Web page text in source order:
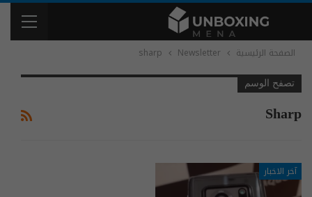
الصفحة الرئيسية Newsletter
sharp
تصفح الوسم
Sharp
آخر الاخبار